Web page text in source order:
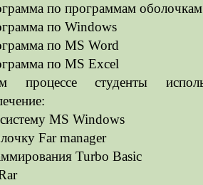
по программам оболочкам
по Windows
по MS Word
по MS Excel
процессе студенты
MS Windows
Far manager
Turbo Basic